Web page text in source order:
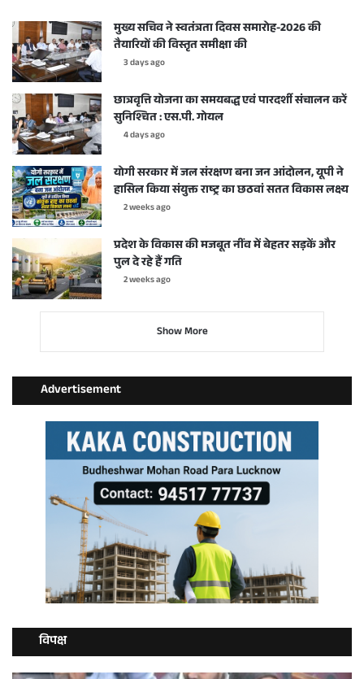
मुख्य सचिव ने स्वतंत्रता दिवस समारोह-2026 की
तैयारियों की विस्तृत समीक्षा की
3 days ago
छात्रवृत्ति योजना का समयबद्ध एवं पारदर्शी संचालन करें
सुनिश्चित : एस.पी. गोयल
4 days ago
योगी सरकार में जल संरक्षण बना जन आंदोलन, यूपी ने
हासिल किया संयुक्त राष्ट्र का छठवां सतत विकास लक्ष्य
2 weeks ago
प्रदेश के विकास की मजबूत नींव में बेहतर सड़कें और
पुल दे रहे हैं गति
2 weeks ago
Show More
Advertisement
विपक्ष